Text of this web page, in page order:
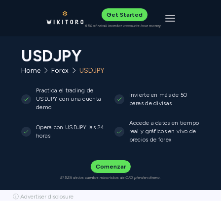
Get Started
61% of retail investor accounts lose money Toggle
USDJPY
Home Forex USDJPY
Practica el trading de
USDJPY con una cuenta
demo
Invierte en más de 50
pares de divisas
Opera con USDJPY las 24
horas
Accede a datos en tiempo
real y gráficos en vivo de
precios de forex
Comenzar
El 52% de las cuentas minoristas de CFD pierden dinero.
ⓘ Advertiser disclosure